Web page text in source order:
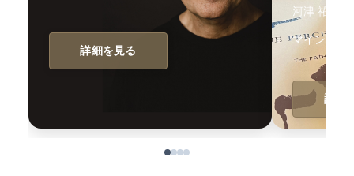
詳細を見る
河津 祐貴
マインドフ
詳細